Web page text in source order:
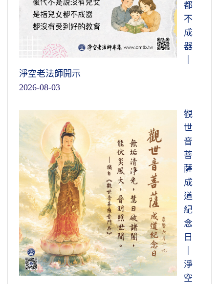
都
不
成
器
淨空老法師開示
2026-08-03
觀
世
音
菩
薩
成
道
紀
念
日
淨
空